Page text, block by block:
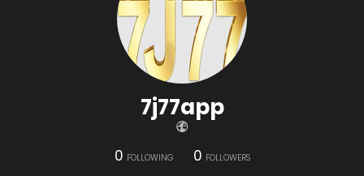
7j77app
0 FOLLOWING 0 FOLLOWERS